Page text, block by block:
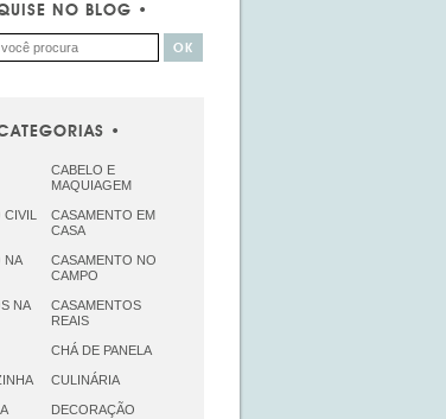
NO BLOG
CABELO E
MAQUIAGEM
CASAMENTO EM
CASA
NA
CASAMENTO NO
CAMPO
NA
CASAMENTOS
REAIS
CHÁ DE PANELA
CULINÁRIA
DECORAÇÃO